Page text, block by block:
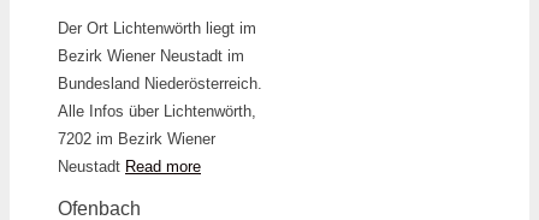
Der Ort Lichtenwörth liegt im
Bezirk Wiener Neustadt im
Bundesland Niederösterreich.
Alle Infos über Lichtenwörth,
7202 im Bezirk Wiener
Neustadt Read more
Ofenbach